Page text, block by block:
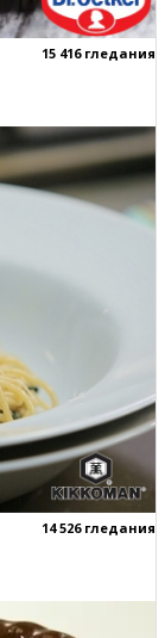
15 416 гледания
14 526 гледания